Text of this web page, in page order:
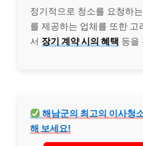
정기적으로 청소를 요청하
를 제공하는 업체를 또한 고
서 장기 계약 시의 혜택 등을
해남군의 최고의 이사청
해 보세요!